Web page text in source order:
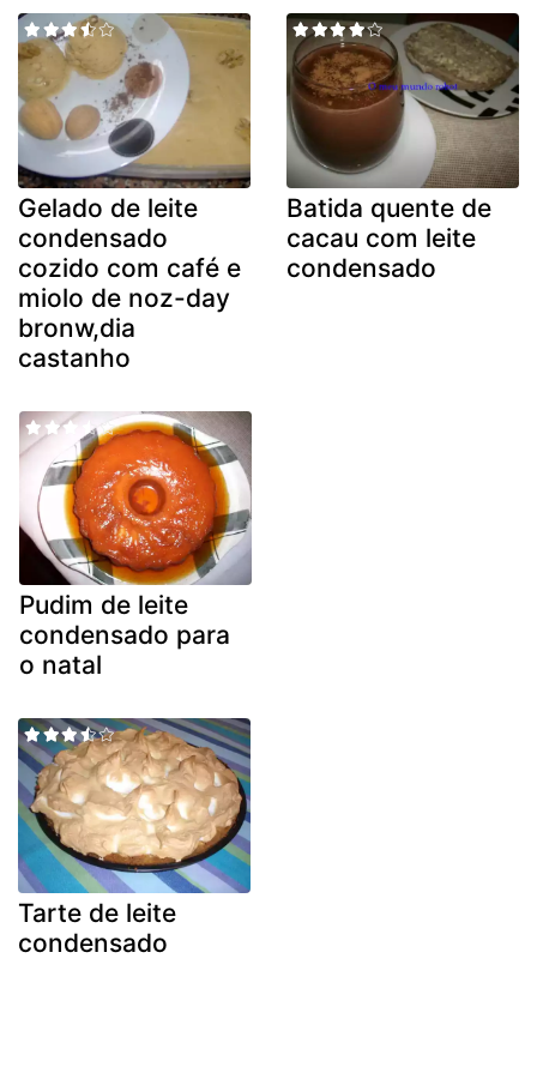
Gelado de leite
condensado
cozido com café e
miolo de noz-day
bronw,dia
castanho
Batida quente de
cacau com leite
condensado
Pudim de leite
condensado para
o natal
Tarte de leite
condensado